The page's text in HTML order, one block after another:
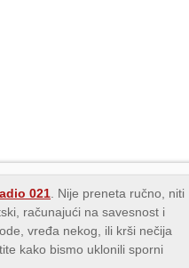
021 . Nije preneta ručno, niti
računajući na savesnost i
vređa nekog, ili krši nečija
kako bismo uklonili sporni